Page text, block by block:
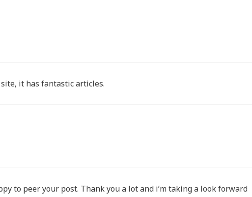
it has fantastic articles.
to peer your post. Thank you a lot and i’m taking a look forward